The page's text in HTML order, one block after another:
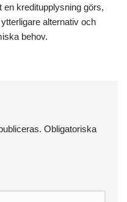
en kreditupplysning görs,
alternativ och
behov.
Obligatoriska